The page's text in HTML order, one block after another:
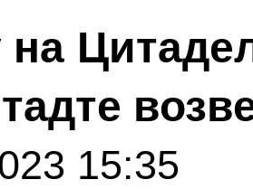
15:35